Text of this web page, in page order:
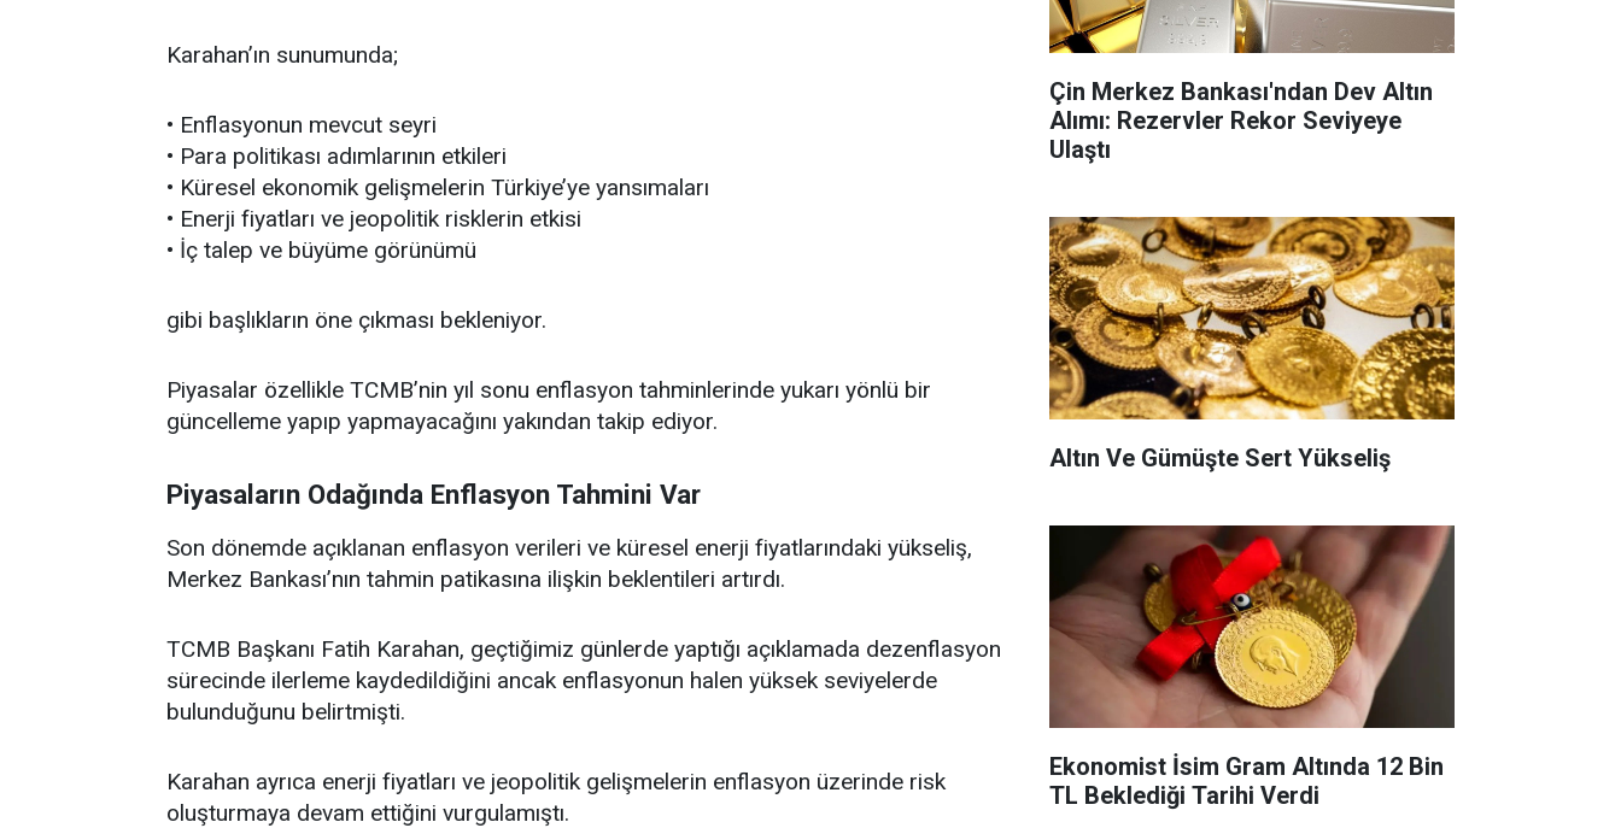
Karahan’ın sunumunda;
• Enflasyonun mevcut seyri
• Para politikası adımlarının etkileri
• Küresel ekonomik gelişmelerin Türkiye’ye yansımaları
• Enerji fiyatları ve jeopolitik risklerin etkisi
• İç talep ve büyüme görünümü
gibi başlıkların öne çıkması bekleniyor.
Piyasalar özellikle TCMB’nin yıl sonu enflasyon tahminlerinde yukarı yönlü bir
güncelleme yapıp yapmayacağını yakından takip ediyor.
Piyasaların Odağında Enflasyon Tahmini Var
Son dönemde açıklanan enflasyon verileri ve küresel enerji fiyatlarındaki yükseliş,
Merkez Bankası’nın tahmin patikasına ilişkin beklentileri artırdı.
TCMB Başkanı Fatih Karahan, geçtiğimiz günlerde yaptığı açıklamada dezenflasyon
sürecinde ilerleme kaydedildiğini ancak enflasyonun halen yüksek seviyelerde
bulunduğunu belirtmişti.
Karahan ayrıca enerji fiyatları ve jeopolitik gelişmelerin enflasyon üzerinde risk
oluşturmaya devam ettiğini vurgulamıştı.
Çin Merkez Bankası'ndan Dev Altın
Alımı: Rezervler Rekor Seviyeye
Ulaştı
Altın Ve Gümüşte Sert Yükseliş
Ekonomist İsim Gram Altında 12 Bin
TL Beklediği Tarihi Verdi